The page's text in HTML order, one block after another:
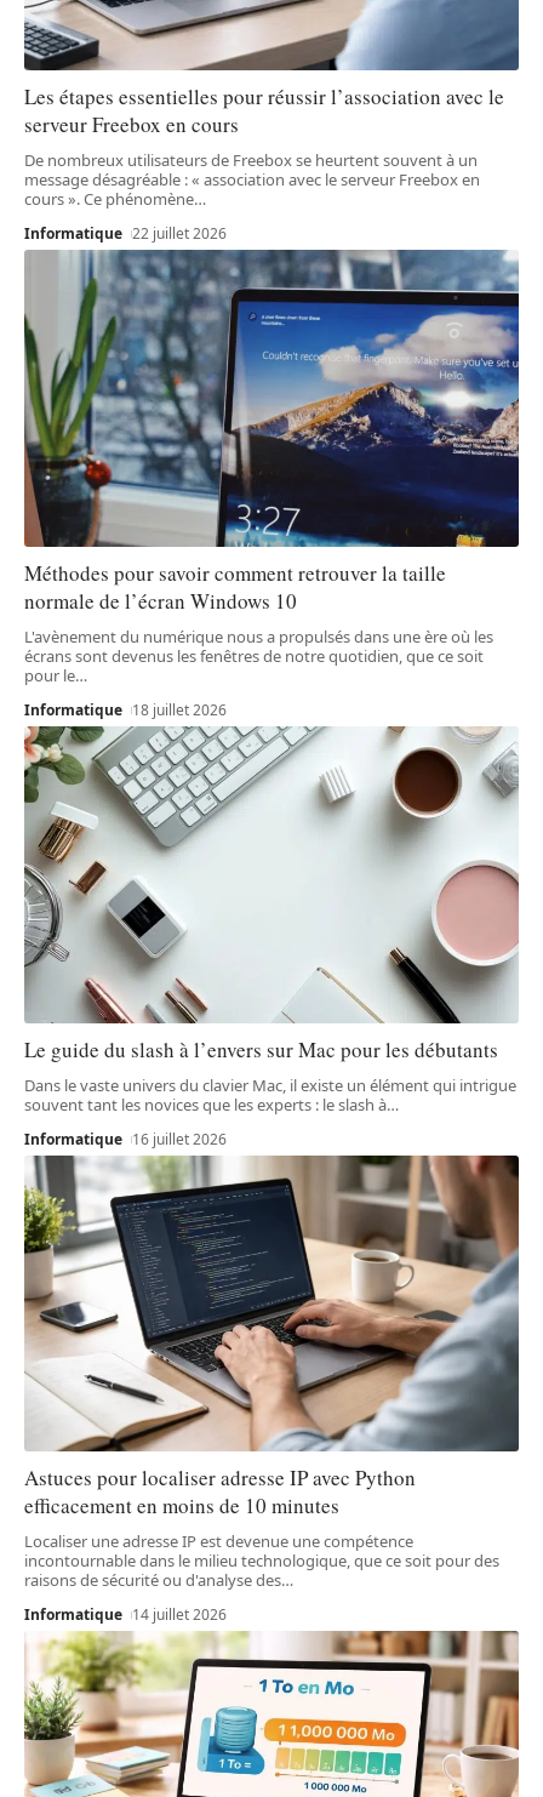
Les étapes essentielles pour réussir l’association avec le
serveur Freebox en cours
De nombreux utilisateurs de Freebox se heurtent souvent à un
message désagréable : « association avec le serveur Freebox en
cours ». Ce phénomène…
Informatique 22 juillet 2026
Méthodes pour savoir comment retrouver la taille
normale de l’écran Windows 10
L'avènement du numérique nous a propulsés dans une ère où les
écrans sont devenus les fenêtres de notre quotidien, que ce soit
pour le…
Informatique 18 juillet 2026
Le guide du slash à l’envers sur Mac pour les débutants
Dans le vaste univers du clavier Mac, il existe un élément qui intrigue
souvent tant les novices que les experts : le slash à…
Informatique 16 juillet 2026
Astuces pour localiser adresse IP avec Python
efficacement en moins de 10 minutes
Localiser une adresse IP est devenue une compétence
incontournable dans le milieu technologique, que ce soit pour des
raisons de sécurité ou d'analyse des…
Informatique 14 juillet 2026